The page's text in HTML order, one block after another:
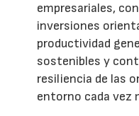
empresariales,
inversiones
productividad
sostenibles y
resiliencia de las
entorno cada vez